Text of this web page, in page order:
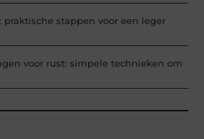
praktische stappen voor een leger
voor rust: simpele technieken om